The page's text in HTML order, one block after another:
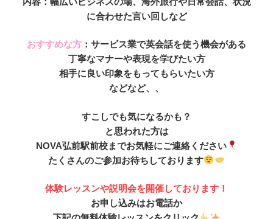
に合わせた言い回しなど
おすすめな方 ：サービス業で英会話を使う機会がある
丁寧なマナーや表現を学びたい方
相手に良い印象をもってもらいたい方
などなど、、
すこしでも気になるかも？
と思われた方は
NOVA弘前駅前校までお気軽にご連絡ください
たくさんのご参加お待ちしております
体験レッスンや説明会を開催しております！
お申し込みはお電話か